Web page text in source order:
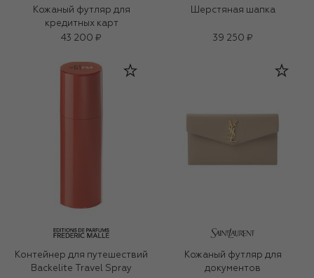
Кожаный футляр для
кредитных карт
43 200 ₽
Шерстяная шапка
39 250 ₽
Контейнер для путешествий
Backelite Travel Spray
Кожаный футляр для
документов